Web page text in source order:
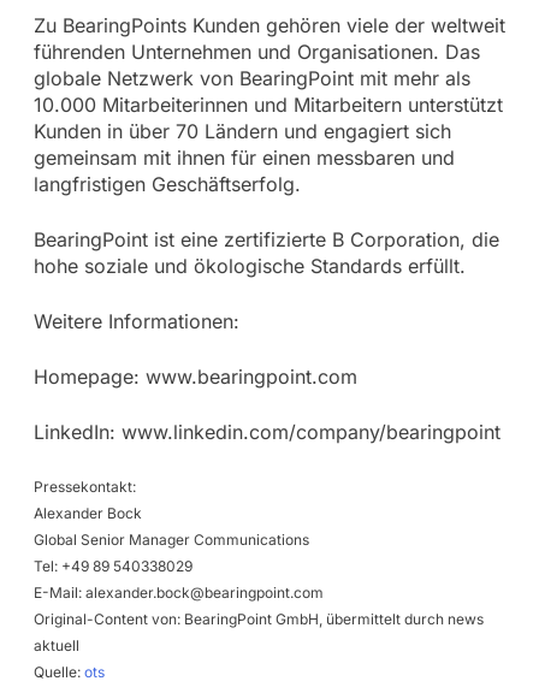
Zu BearingPoints Kunden gehören viele der weltweit
führenden Unternehmen und Organisationen. Das
globale Netzwerk von BearingPoint mit mehr als
10.000 Mitarbeiterinnen und Mitarbeitern unterstützt
Kunden in über 70 Ländern und engagiert sich
gemeinsam mit ihnen für einen messbaren und
langfristigen Geschäftserfolg.
BearingPoint ist eine zertifizierte B Corporation, die
hohe soziale und ökologische Standards erfüllt.
Weitere Informationen:
Homepage: www.bearingpoint.com
LinkedIn: www.linkedin.com/company/bearingpoint
Pressekontakt:
Alexander Bock
Global Senior Manager Communications
Tel: +49 89 540338029
E-Mail: alexander.bock@bearingpoint.com
Original-Content von: BearingPoint GmbH, übermittelt durch news
aktuell
Quelle: ots